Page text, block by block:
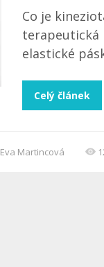
Co je
terapeutická
elastické
Celý článek
Eva Martincová